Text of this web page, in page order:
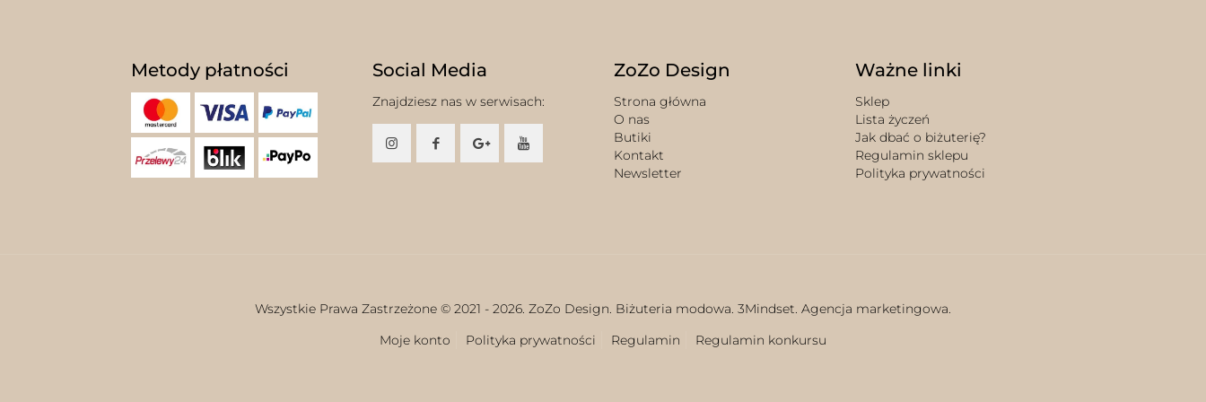
Metody płatności Social Media
Znajdziesz nas w serwisach:
ZoZo Design
Strona główna
O nas
Butiki
Kontakt
Newsletter
Ważne linki
Sklep
Lista życzeń
Jak dbać o biżuterię?
Regulamin sklepu
Polityka prywatności
Wszystkie Prawa Zastrzeżone © 2021 - 2026. ZoZo Design. Biżuteria modowa. 3Mindset. Agencja marketingowa.
Moje konto
Polityka prywatności Regulamin Regulamin konkursu